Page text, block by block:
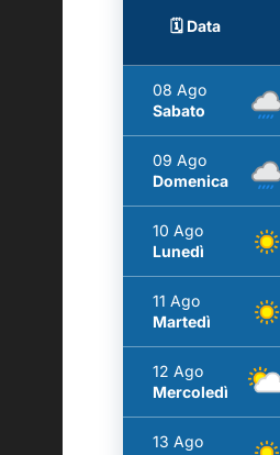
🗓️ Data
08 Ago
Sabato
09 Ago
Domenica
10 Ago
Lunedì
11 Ago
Martedì
12 Ago
Mercoledì
13 Ago